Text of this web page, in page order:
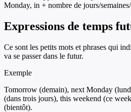
Monday, in + nombre de jours/
Expressions de temps
Ce sont les petits mots et phrases qui
va se passer dans le futur.
Exemple
Tomorrow (demain), next Monday
(dans trois jours), this weekend (ce
(bientôt).